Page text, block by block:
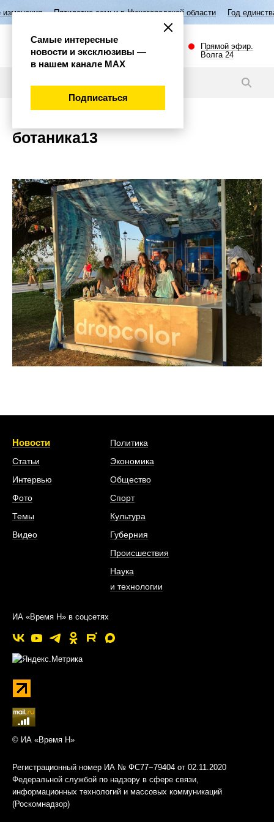
Пятилетие семьи в Нижегородской области Год
Прямой эфир.
Волга 24
ботаника13
Новости
Статьи
Интервью
Фото
Темы
Видео
Политика
Экономика
Общество
Спорт
Культура
Губерния
Происшествия
Наука
и технологии
ИА «Время Н» в соцсетях
© ИА «Время Н»
Регистрационный номер ИА № ФС77−79404 от 02.11.2020
Федеральной службой по надзору в сфере связи,
информационных технологий и массовых коммуникаций
(Роскомнадзор)
Самые интересные
новости и эксклюзивы —
в нашем канале МАХ
Подписаться